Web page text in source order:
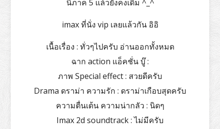
นี้ภาค 5 แล้วยังคงเดิม ^_^
imax ที่นั่ง vip เลยแล้วกัน อิอิ
เนื้อเรื่อง : ทั่วๆไปครับ อ่านออกทั้งหมด
ฉาก action แอ็คชั่น บู๊ :
ภาพ Special effect : สวยดีครับ
Drama ดราม่า ความรัก : ดราม่าเกือบสุดครับ
ความตื่นเต้น ความน่ากลัว : นิดๆ
Imax 2d soundtrack : ไม่มีครับ